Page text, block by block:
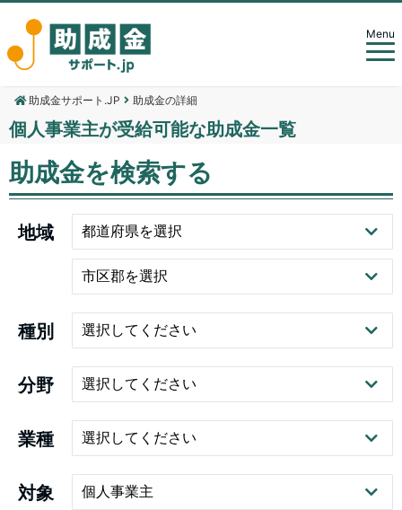
Menu
助成金サポート.JP 助成金の詳細
個人事業主が受給可能な助成金一覧
助成金を検索する
地域
種別
分野
業種
対象